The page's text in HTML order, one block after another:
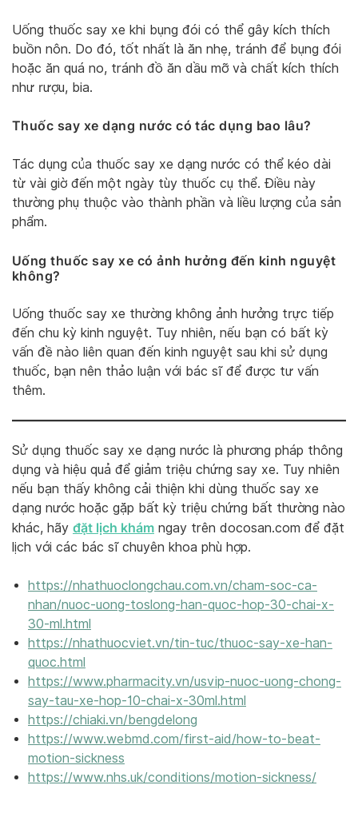
Uống thuốc say xe khi bụng đói có thể gây kích thích
buồn nôn. Do đó, tốt nhất là ăn nhẹ, tránh để bụng đói
hoặc ăn quá no, tránh đồ ăn dầu mỡ và chất kích thích
như rượu, bia.
Thuốc say xe dạng nước có tác dụng bao lâu?
Tác dụng của thuốc say xe dạng nước có thể kéo dài
từ vài giờ đến một ngày tùy thuốc cụ thể. Điều này
thường phụ thuộc vào thành phần và liều lượng của sản
phẩm.
Uống thuốc say xe có ảnh hưởng đến kinh nguyệt
không?
Uống thuốc say xe thường không ảnh hưởng trực tiếp
đến chu kỳ kinh nguyệt. Tuy nhiên, nếu bạn có bất kỳ
vấn đề nào liên quan đến kinh nguyệt sau khi sử dụng
thuốc, bạn nên thảo luận với bác sĩ để được tư vấn
thêm.
Sử dụng thuốc say xe dạng nước là phương pháp thông
dụng và hiệu quả để giảm triệu chứng say xe. Tuy nhiên
nếu bạn thấy không cải thiện khi dùng thuốc say xe
dạng nước hoặc gặp bất kỳ triệu chứng bất thường nào
khác, hãy đặt lịch khám ngay trên docosan.com để đặt
lịch với các bác sĩ chuyên khoa phù hợp.
https://nhathuoclongchau.com.vn/cham-soc-ca-
nhan/nuoc-uong-toslong-han-quoc-hop-30-chai-x-
30-ml.html
https://nhathuocviet.vn/tin-tuc/thuoc-say-xe-han-
quoc.html
https://www.pharmacity.vn/usvip-nuoc-uong-chong-
say-tau-xe-hop-10-chai-x-30ml.html
https://chiaki.vn/bengdelong
https://www.webmd.com/first-aid/how-to-beat-
motion-sickness
https://www.nhs.uk/conditions/motion-sickness/